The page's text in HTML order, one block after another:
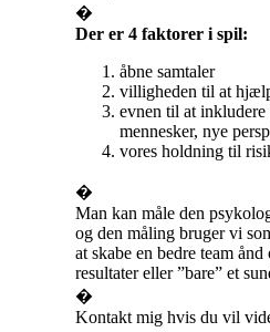
�
Der er 4 faktorer i spil:
åbne samtaler
villigheden til at
evnen til at inkludere
mennesker, nye
vores holdning til
�
Man kan måle den
og den måling bruger vi
at skabe en bedre team
resultater eller ”bare” et
�
Kontakt mig hvis du vil